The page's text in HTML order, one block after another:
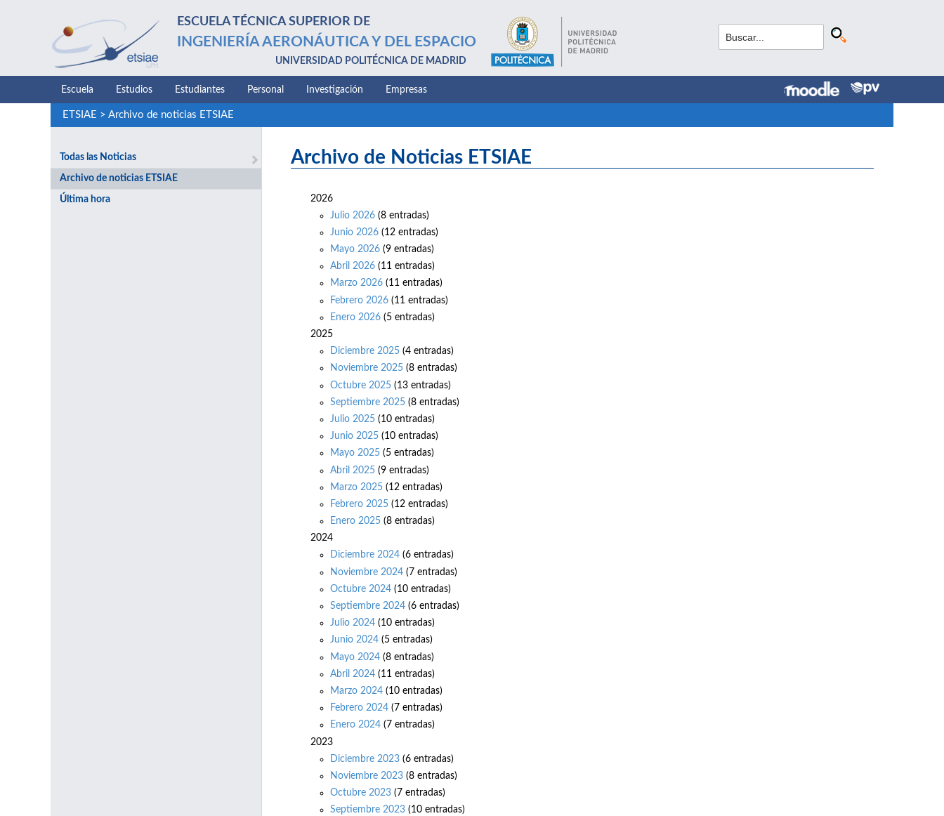
ESCUELA TÉCNICA SUPERIOR DE
INGENIERÍA AERONÁUTICA Y DEL ESPACIO
UNIVERSIDAD POLITÉCNICA DE MADRID
Escuela Estudios Estudiantes Personal Investigación Empresas
ETSIAE > Archivo de noticias ETSIAE
Todas las Noticias
Archivo de noticias ETSIAE
Última hora
Archivo de Noticias ETSIAE
2026
Julio 2026 (8 entradas)
Junio 2026 (12 entradas)
Mayo 2026 (9 entradas)
Abril 2026 (11 entradas)
Marzo 2026 (11 entradas)
Febrero 2026 (11 entradas)
Enero 2026 (5 entradas)
2025
Diciembre 2025 (4 entradas)
Noviembre 2025 (8 entradas)
Octubre 2025 (13 entradas)
Septiembre 2025 (8 entradas)
Julio 2025 (10 entradas)
Junio 2025 (10 entradas)
Mayo 2025 (5 entradas)
Abril 2025 (9 entradas)
Marzo 2025 (12 entradas)
Febrero 2025 (12 entradas)
Enero 2025 (8 entradas)
2024
Diciembre 2024 (6 entradas)
Noviembre 2024 (7 entradas)
Octubre 2024 (10 entradas)
Septiembre 2024 (6 entradas)
Julio 2024 (10 entradas)
Junio 2024 (5 entradas)
Mayo 2024 (8 entradas)
Abril 2024 (11 entradas)
Marzo 2024 (10 entradas)
Febrero 2024 (7 entradas)
Enero 2024 (7 entradas)
2023
Diciembre 2023 (6 entradas)
Noviembre 2023 (8 entradas)
Octubre 2023 (7 entradas)
Septiembre 2023 (10 entradas)